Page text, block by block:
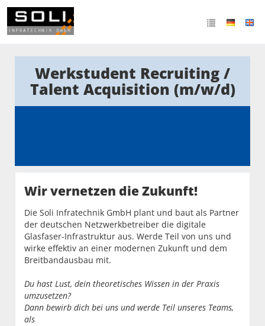
Werkstudent Recruiting /
Talent Acquisition (m/w/d)
Wir vernetzen die Zukunft!
Die Soli Infratechnik GmbH plant und baut als Partner
der deutschen Netzwerkbetreiber die digitale
Glasfaser-Infrastruktur aus. Werde Teil von uns und
wirke effektiv an einer modernen Zukunft und dem
Breitbandausbau mit.
Du hast Lust, dein theoretisches Wissen in der Praxis
umzusetzen?
Dann bewirb dich bei uns und werde Teil unseres Teams,
als